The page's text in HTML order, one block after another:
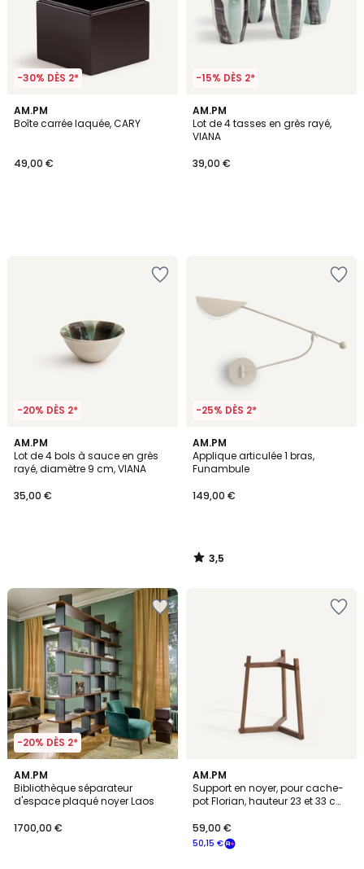
-30% DÈS 2*
AM.PM
Boîte carrée laquée, CARY
49,00 €
-15% DÈS 2*
AM.PM
Lot de 4 tasses en grès rayé,
VIANA
39,00 €
-20% DÈS 2*
AM.PM
Lot de 4 bols à sauce en grès
rayé, diamètre 9 cm, VIANA
35,00 €
-25% DÈS 2*
AM.PM
Applique articulée 1 bras,
Funambule
149,00 €
3,5
/ 5
3,5
/
-20% DÈS 2*
AM.PM
Bibliothèque séparateur
d'espace plaqué noyer Laos
1700,00 €
5
/
5
AM.PM
Support en noyer, pour cache-
pot Florian, hauteur 23 et 33 cm,
50,15 €
59,00 €
5
/
5